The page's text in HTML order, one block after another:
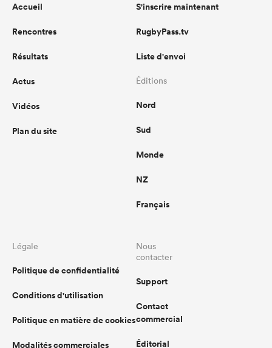
Accueil
Rencontres
Résultats
Actus
Vidéos
Plan du site
S'inscrire maintenant
RugbyPass.tv
Liste d'envoi
Éditions
Nord
Sud
Monde
NZ
Français
Légale
Politique de confidentialité
Conditions d'utilisation
Politique en matière de cookies
Modalités commerciales
Nous
contacter
Support
Contact
commercial
Éditorial